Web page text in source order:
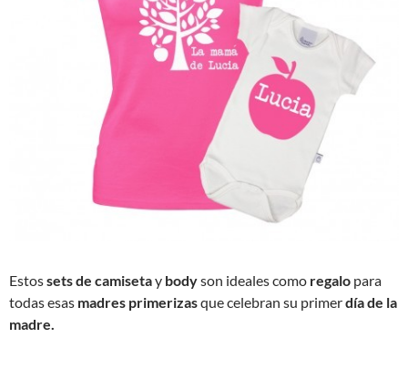
Estossets de camisetay bodyson ideales como regalo para
todas esas madres primerizasque celebran su primerdía de la
madre.